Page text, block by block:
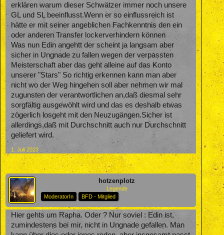
erklären warum dieser Schwätzer immer noch unsere
GL und SL beeinflusst.Wenn er so einflussreich ist
hätte er mit seiner angeblichen Fachkenntnis den ein
oder anderen Transfer lockerverhindern können
Was nun Edin angehtt der scheint ja langsam aber
sicher in Ungnade zu fallen wegen der verpassten
Meisterschaft aber das geht alleine auf das Konto
unserer "Stars" So richtig erkennen kann man aber
nicht wo der Weg hingehen soll aber nehmen wir mal
zugunsten der verantwortlichen an,daß diesmal sehr
sorgfältig ausgewöhlt wird und das es deshalb etwas
zögerlich losgeht mit den Neuzugängen.Sicher ist
allerdings,daß mit Durchschnitt auch nur Durchschnitt
geliefert wird.
1. Juli 2023
hotzenplotz
Legende
ModeratorIn
BFD - Mitglied
Hier gehts um Rapha. Oder ? Nur soviel : Edin ist,
zumindestens bei mir, nicht in Ungnade gefallen. Man